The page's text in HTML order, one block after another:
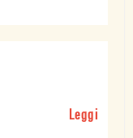
Leggi